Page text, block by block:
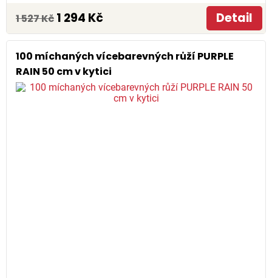
1 527 Kč 1 294 Kč Detail
100 míchaných vícebarevných růží PURPLE
RAIN 50 cm v kytici